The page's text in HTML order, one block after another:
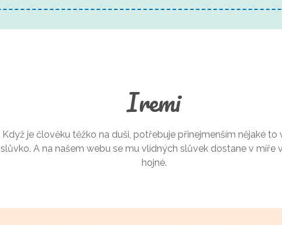
Iremi
Když je člověku těžko na duši, potřebuje přinejmenším nějaké to
slůvko. A na našem webu se mu vlídných slůvek dostane v míře
hojné.